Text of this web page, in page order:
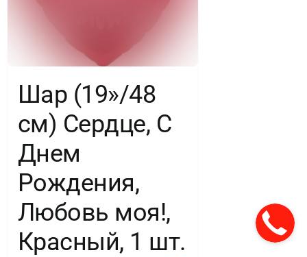
Шар (19»/48
см) Сердце, С
Днем
Рождения,
Любовь моя!,
Красный, 1 шт.